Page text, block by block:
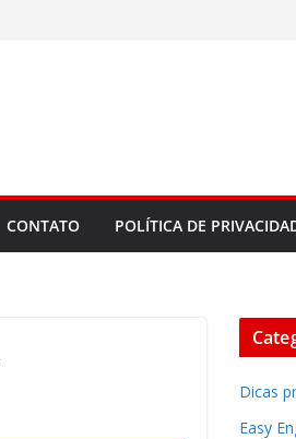
CONTATO POLÍTICA DE
Dicas
Easy